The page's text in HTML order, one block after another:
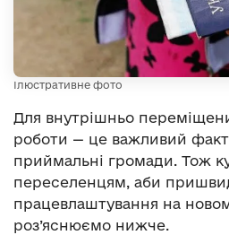
Ілюстративне фото
Для внутрішньо
роботи — це важливий
приймальні громади. Тож
переселенцям, аби
працевлаштування на
роз’яснюємо нижче.